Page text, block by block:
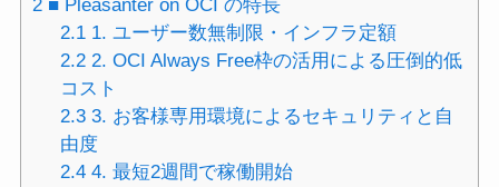
2■ Pleasanter on OCI の特長
2.1 1. ユーザー数無制限・インフラ定額
2.2 2. OCI Always Free枠の活用による圧倒的低
コスト
2.3 3. お客様専用環境によるセキュリティと自
由度
2.4 4. 最短2週間で稼働開始